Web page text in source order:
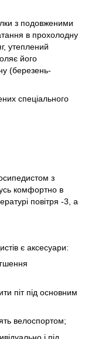
з подовженими
в прохолодну
утеплений
його
(березень-
спеціального
з
комфортно в
повітря -3, а
є аксесуари:
піт під основним
велоспортом;